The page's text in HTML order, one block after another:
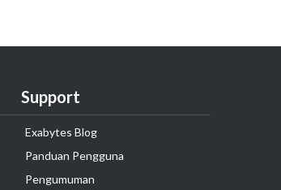
Support
Exabytes Blog
Panduan Pengguna
Pengumuman